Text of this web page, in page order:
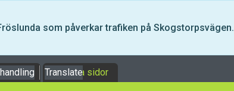
som påverkar trafiken på Skogstorpsvägen.
oss Mina sidor
Translate